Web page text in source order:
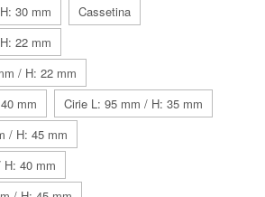
30 mm
Cassetina
22 mm
/ H: 22 mm
mm
Cirie L: 95 mm / H: 35 mm
/ H: 45 mm
40 mm